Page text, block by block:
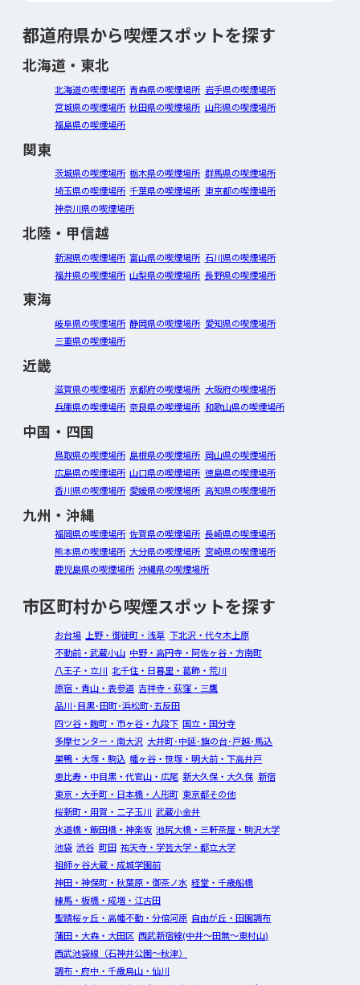
都道府県から喫煙スポットを探す
北海道・東北
北海道の喫煙場所 青森県の喫煙場所 岩手県の喫煙場所
宮城県の喫煙場所 秋田県の喫煙場所 山形県の喫煙場所
福島県の喫煙場所
関東
茨城県の喫煙場所 栃木県の喫煙場所 群馬県の喫煙場所
埼玉県の喫煙場所 千葉県の喫煙場所 東京都の喫煙場所
神奈川県の喫煙場所
北陸・甲信越
新潟県の喫煙場所 富山県の喫煙場所 石川県の喫煙場所
福井県の喫煙場所 山梨県の喫煙場所 長野県の喫煙場所
東海
岐阜県の喫煙場所 静岡県の喫煙場所 愛知県の喫煙場所
三重県の喫煙場所
近畿
滋賀県の喫煙場所 京都府の喫煙場所 大阪府の喫煙場所
兵庫県の喫煙場所 奈良県の喫煙場所 和歌山県の喫煙場所
中国・四国
鳥取県の喫煙場所 島根県の喫煙場所 岡山県の喫煙場所
広島県の喫煙場所 山口県の喫煙場所 徳島県の喫煙場所
香川県の喫煙場所 愛媛県の喫煙場所 高知県の喫煙場所
九州・沖縄
福岡県の喫煙場所 佐賀県の喫煙場所 長崎県の喫煙場所
熊本県の喫煙場所 大分県の喫煙場所 宮崎県の喫煙場所
鹿児島県の喫煙場所 沖縄県の喫煙場所
市区町村から喫煙スポットを探す
お台場 上野・御徒町・浅草 下北沢・代々木上原
不動前・武蔵小山 中野・高円寺・阿佐ヶ谷・方南町
八王子・立川 北千住・日暮里・葛飾・荒川
原宿・青山・表参道 吉祥寺・荻窪・三鷹
品川･目黒･田町･浜松町･五反田
四ツ谷・麹町・市ヶ谷・九段下 国立・国分寺
多摩センター・南大沢 大井町･中延･旗の台･戸越･馬込
巣鴨・大塚・駒込 幡ヶ谷・笹塚・明大前・下高井戸
恵比寿・中目黒・代官山・広尾 新大久保・大久保 新宿
東京・大手町・日本橋・人形町 東京都その他
桜新町・用賀・二子玉川 武蔵小金井
水道橋・飯田橋・神楽坂 池尻大橋・三軒茶屋・駒沢大学
池袋 渋谷 町田 祐天寺・学芸大学・都立大学
祖師ヶ谷大蔵・成城学園前
神田・神保町・秋葉原・御茶ノ水 経堂・千歳船橋
練馬・板橋・成増・江古田
聖蹟桜ヶ丘・高幡不動・分倍河原 自由が丘・田園調布
蒲田・大森・大田区 西武新宿線(中井～田無～東村山)
西武池袋線（石神井公園～秋津）
調布・府中・千歳烏山・仙川